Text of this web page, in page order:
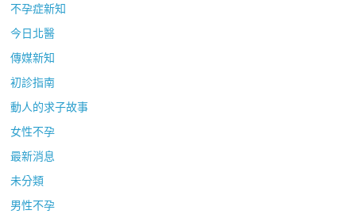
不孕症新知
今日北醫
傳媒新知
初診指南
動人的求子故事
女性不孕
最新消息
未分類
男性不孕